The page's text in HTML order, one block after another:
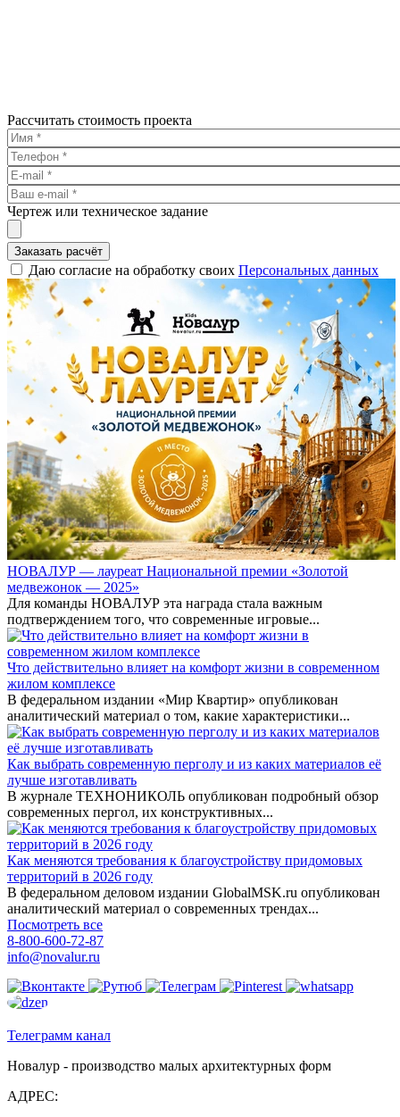
Рассчитать стоимость проекта
Чертеж или техническое задание
Заказать расчёт
Даю согласие на обработку своих Персональных данных
НОВАЛУР — лауреат Национальной премии «Золотой
медвежонок — 2025»
Для команды НОВАЛУР эта награда стала важным
подтверждением того, что современные игровые...
Что действительно влияет на комфорт жизни в современном
жилом комплексе
В федеральном издании «Мир Квартир» опубликован
аналитический материал о том, какие характеристики...
Как выбрать современную перголу и из каких материалов её
лучше изготавливать
В журнале ТЕХНОНИКОЛЬ опубликован подробный обзор
современных пергол, их конструктивных...
Как меняются требования к благоустройству придомовых
территорий в 2026 году
В федеральном деловом издании GlobalMSK.ru опубликован
аналитический материал о современных трендах...
Посмотреть все
8-800-600-72-87
info@novalur.ru
Телеграмм канал
Новалур - производство малых архитектурных форм
АДРЕС: